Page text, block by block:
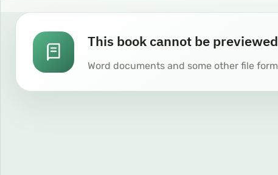
This book cannot be
Word documents and some other file